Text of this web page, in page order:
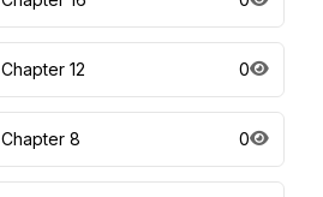
Chapter 12 0
Chapter 8 0